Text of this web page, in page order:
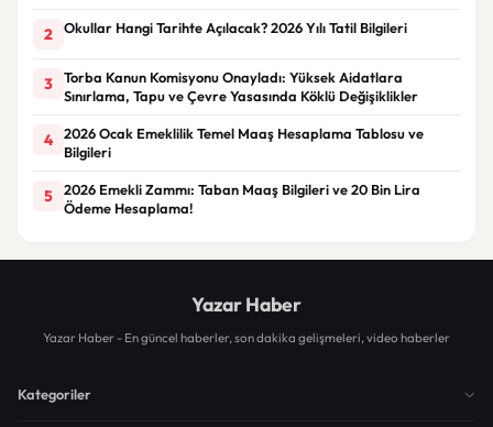
2 Okullar Hangi Tarihte Açılacak? 2026 Yılı Tatil Bilgileri
3
Torba Kanun Komisyonu Onayladı: Yüksek Aidatlara
Sınırlama, Tapu ve Çevre Yasasında Köklü Değişiklikler
4
2026 Ocak Emeklilik Temel Maaş Hesaplama Tablosu ve
Bilgileri
5
2026 Emekli Zammı: Taban Maaş Bilgileri ve 20 Bin Lira
Ödeme Hesaplama!
Yazar Haber
Yazar Haber - En güncel haberler, son dakika gelişmeleri, video haberler
Kategoriler